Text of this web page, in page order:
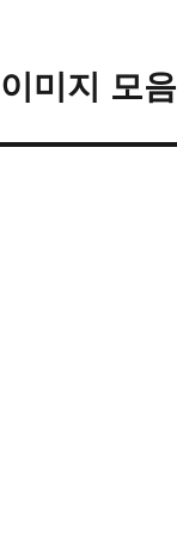
미지 모음